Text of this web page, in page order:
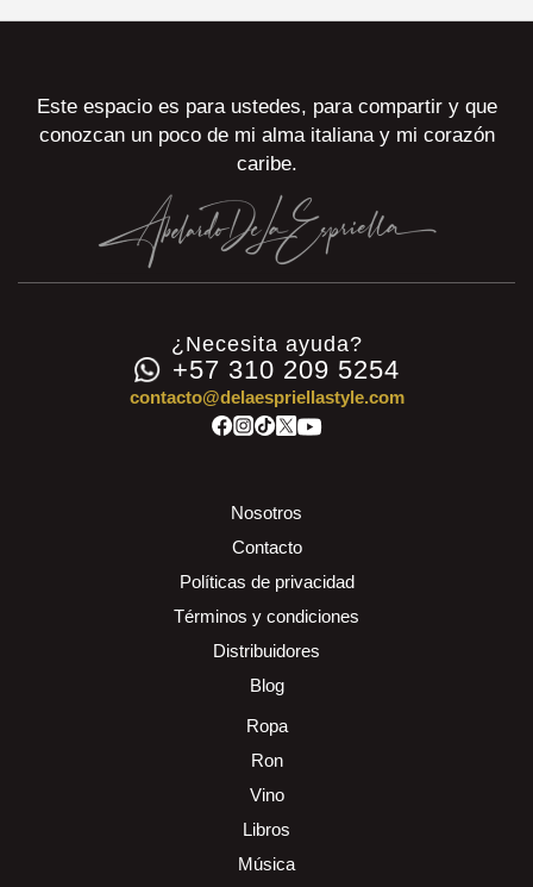
Este espacio es para ustedes, para compartir y que
conozcan un poco de mi alma italiana y mi corazón
caribe.
¿Necesita ayuda?
+57 310 209 5254
contacto@delaespriellastyle.com
Nosotros
Contacto
Políticas de privacidad
Términos y condiciones
Distribuidores
Blog
Ropa
Ron
Vino
Libros
Música